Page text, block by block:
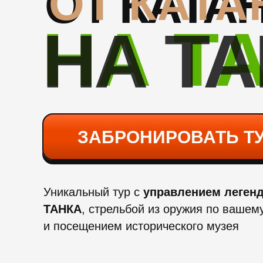
НА
НА
ЗАБРОНИРОВАТЬ
Уникальный тур с управлением
ТАНКА, стрельбой из оружия по
и посещением исторического музея